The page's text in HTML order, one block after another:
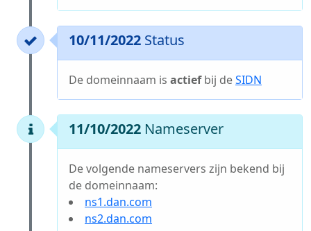
10/11/2022 Status
De domeinnaam is actiefbij deSIDN
11/10/2022 Nameserver
De volgende nameservers zijn bekend bij
de domeinnaam:
ns1.dan.com
ns2.dan.com